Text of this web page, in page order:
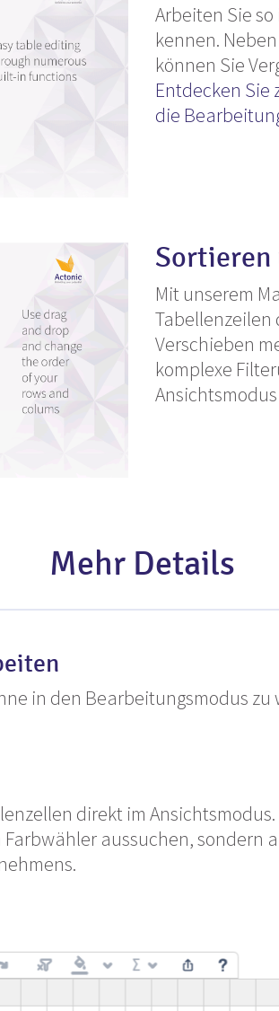
Arbeiten Sie
kennen.
können Sie
Entdecken
die
Sortieren
Mit unserem
Tabellenzeilen
Verschieben
komplexe
Mehr Details
in den Bearbeitungsmodus
direkt im
aussuchen, sondern